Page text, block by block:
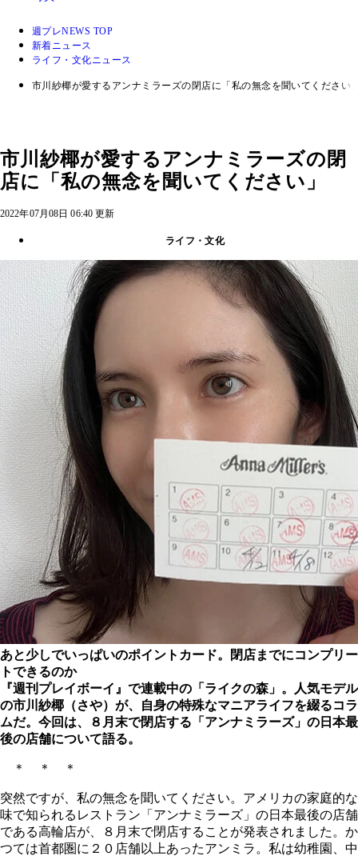
週プレNEWS TOP
新着ニュース
ライフ・文化ニュース
市川紗椰が愛するアンナミラーズの閉店に「私の無念を聞いてください
市川紗椰が愛するアンナミラーズの閉
店に「私の無念を聞いてください」
2022年07月08日 06:40 更新
ライフ・文化
あと少しでいっぱいのポイントカード。閉店までにコンプリー
トできるのか
『週刊プレイボーイ』で連載中の「ライクの森」。人気モデル
の市川紗椰（さや）が、自身の特殊なマニアライフを綴るコラ
ムだ。今回は、８月末で閉店する「アンナミラーズ」の日本最
後の店舗について語る。
＊ ＊ ＊
突然ですが、私の無念を聞いてください。アメリカの家庭的な
味で知られるレストラン「アンナミラーズ」の日本最後の店舗
である高輪店が、８月末で閉店することが発表されました。か
つては首都圏に２０店舗以上あったアンミラ。私は幼稚園、中